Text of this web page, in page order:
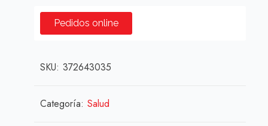
original
era:
47,00 €.
Pedidos online
SKU:372643035
Categoría:Salud